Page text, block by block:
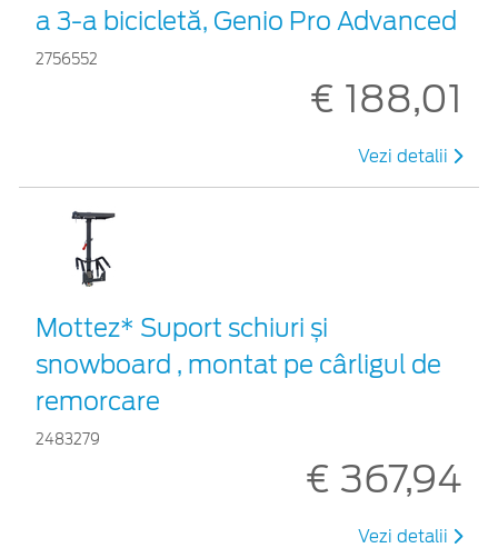
a 3-a bicicletă, Genio Pro Advanced
2756552
€ 188,01
Vezi detalii
Mottez* Suport schiuri și
snowboard , montat pe cârligul de
remorcare
2483279
€ 367,94
Vezi detalii